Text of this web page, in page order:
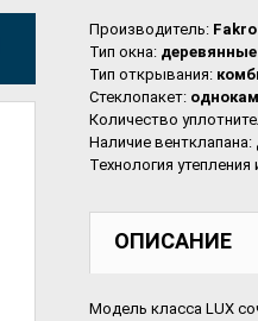
Производитель:
Тип окна: деревянные
Тип открывания:
Стеклопакет:
Количество
Наличие вентклапана:
Технология
ОПИСАНИЕ
Модель класса LUX